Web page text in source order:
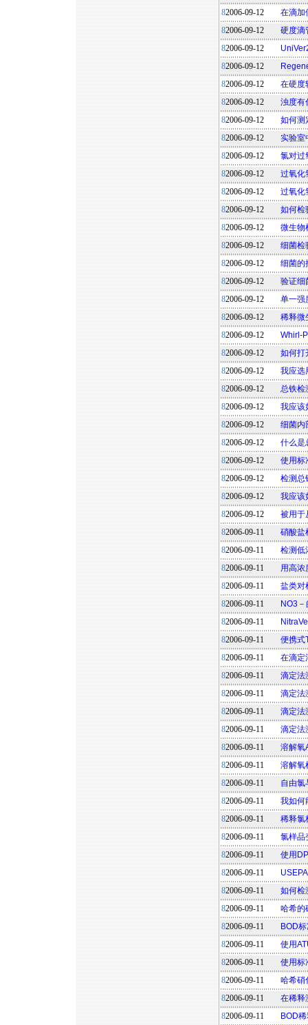
82006-09-12
在滴加
82006-09-12
硬度滴
82006-09-12
82006-09-12
82006-09-12
在硬度
82006-09-12
浊度有
82006-09-12
如何测
82006-09-12
实验室
82006-09-12
氯对过
82006-09-12
过氧化
82006-09-12
过氧化
82006-09-12
如何检
82006-09-12
微生物
82006-09-12
细菌检
82006-09-12
细菌的
82006-09-12
验证细
82006-09-12
单一强
82006-09-12
稀释微
82006-09-12
Whirl-
82006-09-12
如何打
82006-09-12
我应选
82006-09-12
总铁检
82006-09-12
我应该
82006-09-12
细菌内
82006-09-12
什么是
82006-09-12
使用标
82006-09-12
检测总
82006-09-12
我应该
82006-09-12
被用于
82006-09-11
硝酸盐
82006-09-11
检测低
82006-09-11
用高浓
82006-09-11
盐类对
82006-09-11
NO3
82006-09-11
82006-09-11
便携式
82006-09-11
在滴定
82006-09-11
滴定法
82006-09-11
滴定法
82006-09-11
滴定法
82006-09-11
滴定法
82006-09-11
溶解氧
82006-09-11
溶解氧
82006-09-11
自由氯
82006-09-11
我如何
82006-09-11
稀释氯
82006-09-11
氯样品
82006-09-11
使用
82006-09-11
82006-09-11
如何检
82006-09-11
哈希的
82006-09-11
BOD
82006-09-11
使用
82006-09-11
使用标
82006-09-11
哈希硝
82006-09-11
在稀释
82006-09-11
BOD